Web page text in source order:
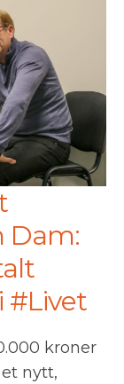
Dam:
#Livet
kroner
nytt,